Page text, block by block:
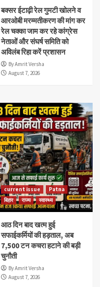
बक्सर ईटाढ़ी रेल गुमटी खोलने व
आरओबी मरम्मतीकरण की मांग कर
रेल चक्का जाम कर रहे कांग्रेस
नेताओं और संघर्ष समिति को
अविलंब रिहा करें प्रशासन
By Amrit Versha
August 7, 2026
current issue
Patna
बिहार
राज्य स्वास्थ्य
आठ दिन बाद खत्म हुई
सफाईकर्मियों की हड़ताल, अब
7,500 टन कचरा हटाने की बड़ी
चुनौती
By Amrit Versha
August 7, 2026